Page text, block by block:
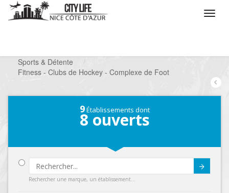
Sports & Détente
/
Fitness - Clubs de Hockey - Complexe de Foot
9Établissements dont
8 ouverts
Rechercher une marque, un établissement...